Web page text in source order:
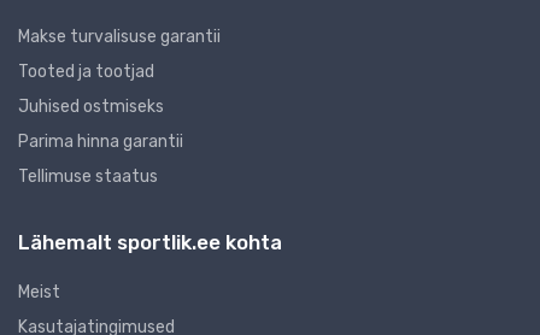
Makse turvalisuse garantii
Tooted ja tootjad
Juhised ostmiseks
Parima hinna garantii
Tellimuse staatus
Lähemalt sportlik.ee kohta
Meist
Kasutajatingimused